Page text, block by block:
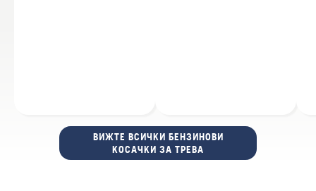
ВИЖТЕ ВСИЧКИ БЕНЗИНОВИ
КОСАЧКИ ЗА ТРЕВА